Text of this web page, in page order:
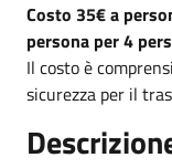
Costo 35€ a
persona per 4
Il costo è
sicurezza per il